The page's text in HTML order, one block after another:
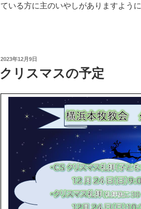
ている方に主のいやしがありますように
投
日:
2023年12月9日
クリスマスの予定